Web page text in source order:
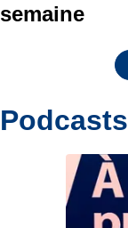
semaine
Podcasts